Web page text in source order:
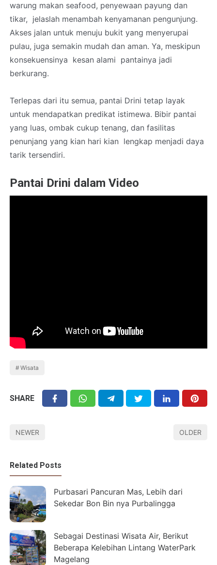
warung makan seafood, penyewaan payung dan
tikar, jelaslah menambah kenyamanan pengunjung.
Akses jalan untuk menuju bukit yang menyerupai
pulau, juga semakin mudah dan aman. Ya, meskipun
konsekuensinya kesan alami pantainya jadi
berkurang.
Terlepas dari itu semua, pantai Drini tetap layak
untuk mendapatkan predikat istimewa. Bibir pantai
yang luas, ombak cukup tenang, dan fasilitas
penunjang yang kian hari kian lengkap menjadi daya
tarik tersendiri.
Pantai Drini dalam Video
Wisata
SHARE
NEWER OLDER
Related Posts
Purbasari Pancuran Mas, Lebih dari
Sekedar Bon Bin nya Purbalingga
Sebagai Destinasi Wisata Air, Berikut
Beberapa Kelebihan Lintang WaterPark
Magelang